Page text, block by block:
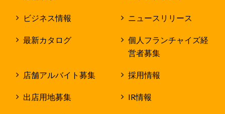
ビジネス情報 ニュースリリース
最新カタログ
個人フランチャイズ経
営者募集
店舗アルバイト募集 採用情報
出店用地募集 IR情報